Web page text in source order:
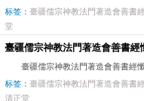
标签： 臺疆儒宗神教法門著造會善書
堂
臺疆儒宗神教法門著造會善書經
臺疆儒宗神教法門著造會善書經
标签： 臺疆儒宗神教法門著造會善書
清正堂